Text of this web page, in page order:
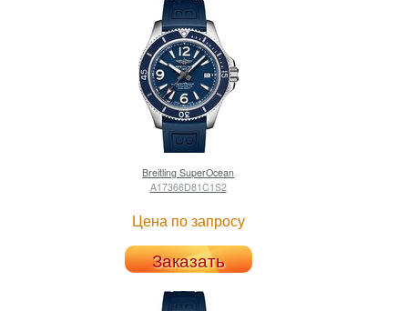
Breitling SuperOcean
A17366D81C1S2
Цена по запросу
Заказать